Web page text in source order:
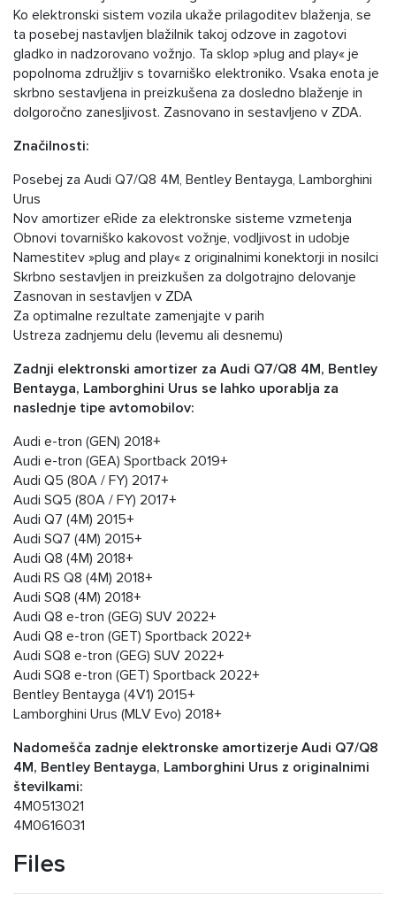
Ko elektronski sistem vozila ukaže prilagoditev blaženja, se
ta posebej nastavljen blažilnik takoj odzove in zagotovi
gladko in nadzorovano vožnjo. Ta sklop »plug and play« je
popolnoma združljiv s tovarniško elektroniko. Vsaka enota je
skrbno sestavljena in preizkušena za dosledno blaženje in
dolgoročno zanesljivost. Zasnovano in sestavljeno v ZDA.
Značilnosti:
Posebej za Audi Q7/Q8 4M, Bentley Bentayga, Lamborghini
Urus
Nov amortizer eRide za elektronske sisteme vzmetenja
Obnovi tovarniško kakovost vožnje, vodljivost in udobje
Namestitev »plug and play« z originalnimi konektorji in nosilci
Skrbno sestavljen in preizkušen za dolgotrajno delovanje
Zasnovan in sestavljen v ZDA
Za optimalne rezultate zamenjajte v parih
Ustreza zadnjemu delu (levemu ali desnemu)
Zadnji elektronski amortizer za Audi Q7/Q8 4M, Bentley
Bentayga, Lamborghini Urus se lahko uporablja za
naslednje tipe avtomobilov:
Audi e-tron (GEN) 2018+
Audi e-tron (GEA) Sportback 2019+
Audi Q5 (80A / FY) 2017+
Audi SQ5 (80A / FY) 2017+
Audi Q7 (4M) 2015+
Audi SQ7 (4M) 2015+
Audi Q8 (4M) 2018+
Audi RS Q8 (4M) 2018+
Audi SQ8 (4M) 2018+
Audi Q8 e-tron (GEG) SUV 2022+
Audi Q8 e-tron (GET) Sportback 2022+
Audi SQ8 e-tron (GEG) SUV 2022+
Audi SQ8 e-tron (GET) Sportback 2022+
Bentley Bentayga (4V1) 2015+
Lamborghini Urus (MLV Evo) 2018+
Nadomešča zadnje elektronske amortizerje Audi Q7/Q8
4M, Bentley Bentayga, Lamborghini Urus z originalnimi
številkami:
4M0513021
4M0616031
Files